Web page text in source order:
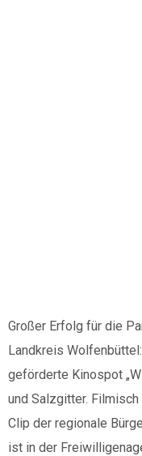
Großer Erfolg für die
Landkreis
geförderte Kinospot
und Salzgitter.
Clip der regionale
ist in der